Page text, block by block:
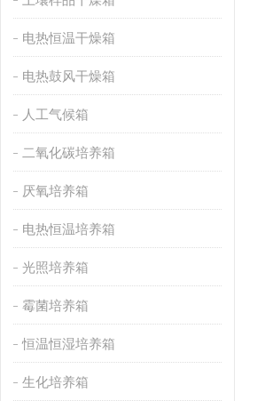
电热恒温干燥箱
电热鼓风干燥箱
人工气候箱
二氧化碳培养箱
厌氧培养箱
电热恒温培养箱
光照培养箱
霉菌培养箱
恒温恒湿培养箱
生化培养箱